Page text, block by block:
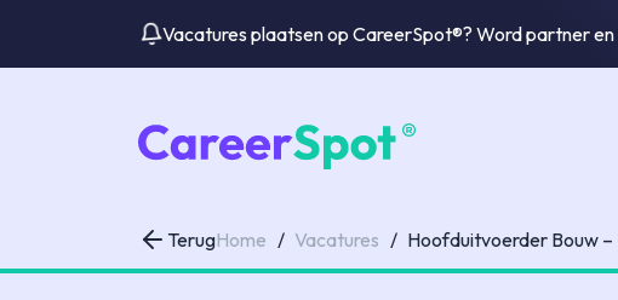
Vacatures plaatsen op CareerSpot®? Word partner
TerugHome / Vacatures / Hoofduitvoerder Bouw